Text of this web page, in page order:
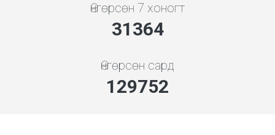
Өнгөрсөн 7 хоногт
34849
Өнгөрсөн сард
144169